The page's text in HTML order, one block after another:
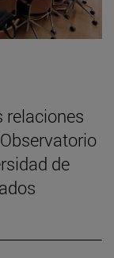
relaciones
de